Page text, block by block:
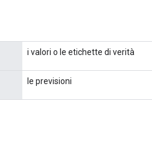
i valori o le etichette di verità
le previsioni